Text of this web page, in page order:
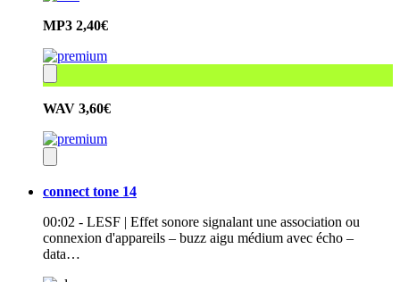
MP3 2,40€
WAV 3,60€
connect tone 14
00:02 - LESF | Effet sonore signalant une association ou
connexion d'appareils – buzz aigu médium avec écho –
data…